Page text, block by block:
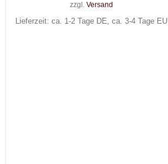
zzgl. Versand
Lieferzeit: ca. 1-2 Tage DE, ca. 3-4 Tage EU